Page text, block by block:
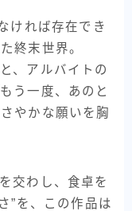
ければ存在でき
終末世界。
、アルバイトの
う一度、あのと
やかな願いを胸
交わし、食卓を
”を、この作品は